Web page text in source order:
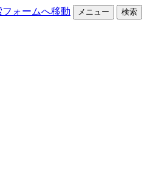
フォームへ移動 メニュー 検索